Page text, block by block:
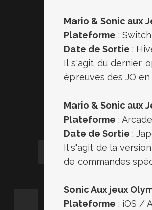
Mario & Sonic aux
Plateforme : Switch
Date de Sortie :
Il s'agit du dernier
épreuves des JO
Mario & Sonic aux
Plateforme : Arcade
Date de Sortie :
Il s'agit de la
de commandes
Sonic Aux jeux
Plateforme : iOS /